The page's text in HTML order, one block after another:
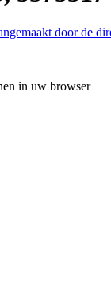
door de
in uw browser